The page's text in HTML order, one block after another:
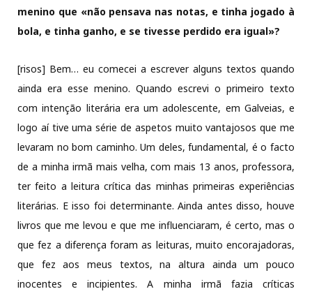
menino que «não pensava nas notas, e tinha jogado à
bola, e tinha ganho, e se tivesse perdido era igual»?
[risos] Bem… eu comecei a escrever alguns textos quando
ainda era esse menino. Quando escrevi o primeiro texto
com intenção literária era um adolescente, em Galveias, e
logo aí tive uma série de aspetos muito vantajosos que me
levaram no bom caminho. Um deles, fundamental, é o facto
de a minha irmã mais velha, com mais 13 anos, professora,
ter feito a leitura crítica das minhas primeiras experiências
literárias. E isso foi determinante. Ainda antes disso, houve
livros que me levou e que me influenciaram, é certo, mas o
que fez a diferença foram as leituras, muito encorajadoras,
que fez aos meus textos, na altura ainda um pouco
inocentes e incipientes. A minha irmã fazia críticas